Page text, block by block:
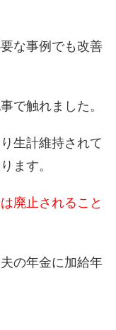
な事例でも改善
で触れました。
生計維持されて
ます。
廃止されること
の年金に加給年